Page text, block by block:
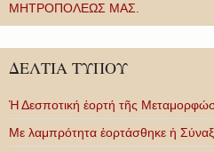
ΜΗΤΡΟΠΟΛΕΩΣ ΜΑΣ.
ΔΕΛΤΙΑ ΤΥΠΟΥ
Ἡ Δεσποτική ἑορτή τῆς
Με λαμπρότητα ἑορτάσθηκε ἡ